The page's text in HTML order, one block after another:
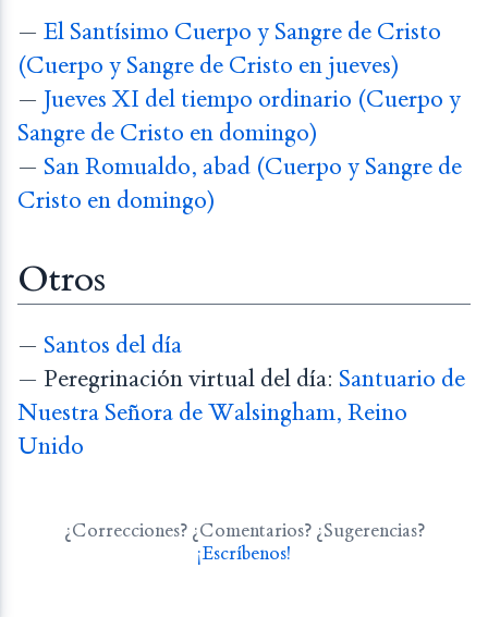
— El Santísimo Cuerpo y Sangre de Cristo
(Cuerpo y Sangre de Cristo en jueves)
— Jueves XI del tiempo ordinario (Cuerpo y
Sangre de Cristo en domingo)
— San Romualdo, abad (Cuerpo y Sangre de
Cristo en domingo)
Otros
— Santos del día
— Peregrinación virtual del día: Santuario de
Nuestra Señora de Walsingham, Reino
Unido
¿Correcciones? ¿Comentarios? ¿Sugerencias?
¡Escríbenos!